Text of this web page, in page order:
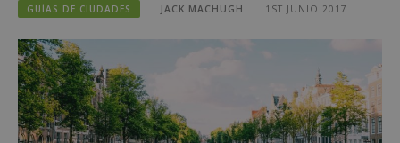
GUÍAS DE CIUDADES JACK MACHUGH 1ST JUNIO 2017